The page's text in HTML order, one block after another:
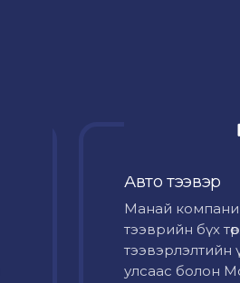
Авто тээвэр
Mанай компани
тээврийн бүх
тээвэрлэлтийн
улсаас болон